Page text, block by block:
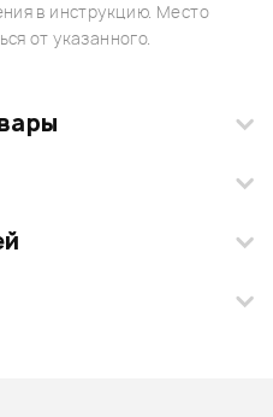
в инструкцию. Место
от указанного.
товара и получите